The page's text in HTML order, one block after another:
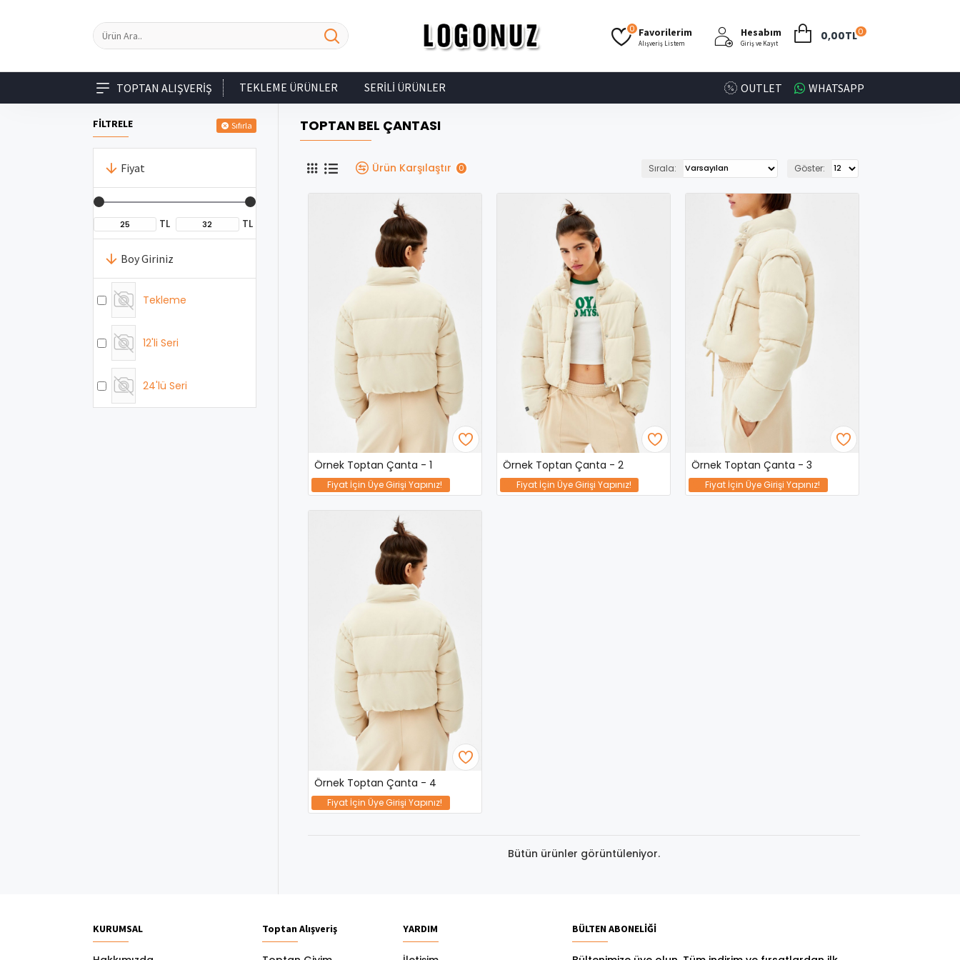
Favorilerim
Alışveriş Listem
0 Hesabım
Giriş ve Kayıt
0,00TL0
TOPTAN ALIŞVERIŞ TEKLEME ÜRÜNLER SERILI ÜRÜNLER OUTLET WHATSAPP
FİLTRELE Sıfırla
Fiyat
TL TL
Boy Giriniz
Tekleme
12'li Seri
24'lü Seri
TOPTAN BEL ÇANTASI
Ürün Karşılaştır 0 Sırala: Göster:
Örnek Toptan Çanta - 1
Fiyat İçin Üye Girişi Yapınız!
Örnek Toptan Çanta - 2
Fiyat İçin Üye Girişi Yapınız!
Örnek Toptan Çanta - 3
Fiyat İçin Üye Girişi Yapınız!
Örnek Toptan Çanta - 4
Fiyat İçin Üye Girişi Yapınız!
Bütün ürünler görüntüleniyor.
KURUMSAL Toptan Alışveriş YARDIM BÜLTEN ABONELİĞİ